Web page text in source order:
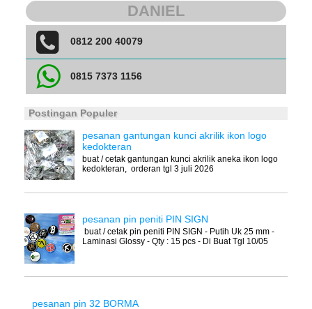
DANIEL
0812 200 40079
0815 7373 1156
Postingan Populer
pesanan gantungan kunci akrilik ikon logo
kedokteran
buat / cetak gantungan kunci akrilik aneka ikon logo
kedokteran, orderan tgl 3 juli 2026
pesanan pin peniti PIN SIGN
buat / cetak pin peniti PIN SIGN - Putih Uk 25 mm -
Laminasi Glossy - Qty : 15 pcs - Di Buat Tgl 10/05
pesanan pin 32 BORMA